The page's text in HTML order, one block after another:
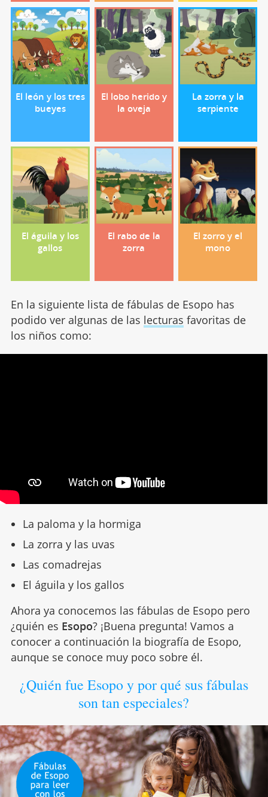
El león y los tres
bueyes
El lobo herido y
la oveja
La zorra y la
serpiente
El águila y los
gallos
El rabo de la
zorra
El zorro y el
mono
En la siguiente lista de fábulas de Esopo has
podido ver algunas de las lecturas favoritas de
los niños como:
La paloma y la hormiga
La zorra y las uvas
Las comadrejas
El águila y los gallos
Ahora ya conocemos las fábulas de Esopo pero
¿quién es Esopo? ¡Buena pregunta! Vamos a
conocer a continuación la biografía de Esopo,
aunque se conoce muy poco sobre él.
¿Quién fue Esopo y por qué sus fábulas
son tan especiales?